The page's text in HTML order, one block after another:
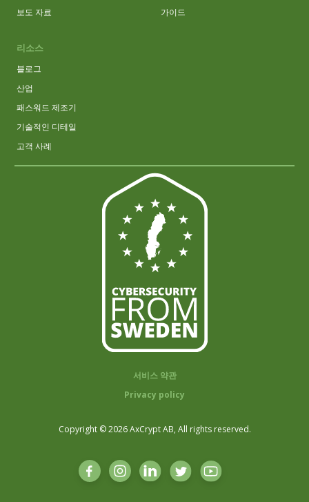
보도 자료
가이드
리소스
블로그
산업
패스워드 제조기
기술적인 디테일
고객 사례
서비스 약관
Privacy policy
Copyright © 2026 AxCrypt AB, All rights reserved.